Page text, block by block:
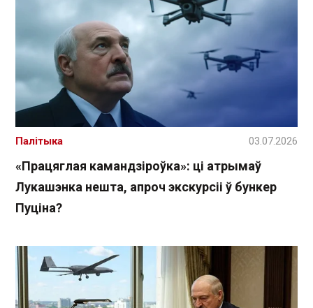
«Працяглая камандзіроўка»: ці атрымаў
Лукашэнка нешта, апроч экскурсіі ў бункер
Пуціна?
Палітыка 03.07.2026